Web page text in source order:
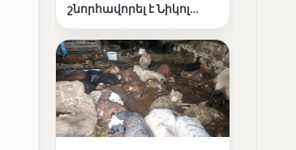
շնորհավորել է Նիկոլ
ընտրություններում
հաջողության
կապակցությամբ